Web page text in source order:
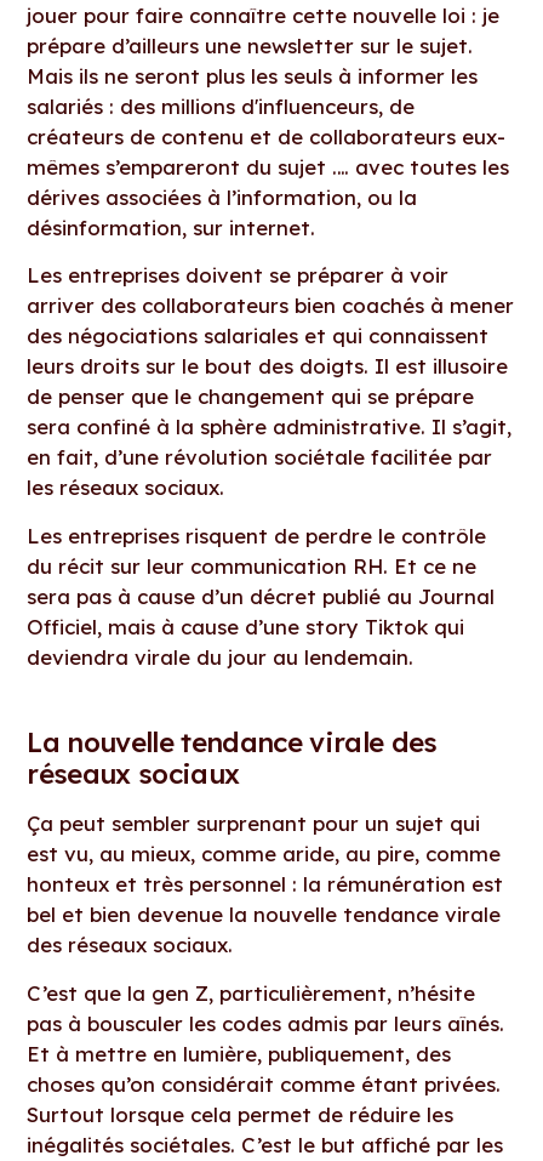
jouer pour faire connaître cette nouvelle loi : je
prépare d’ailleurs une newsletter sur le sujet.
Mais ils ne seront plus les seuls à informer les
salariés : des millions d'influenceurs, de
créateurs de contenu et de collaborateurs eux-
mêmes s’empareront du sujet .… avec toutes les
dérives associées à l’information, ou la
désinformation, sur internet.
Les entreprises doivent se préparer à voir
arriver des collaborateurs bien coachés à mener
des négociations salariales et qui connaissent
leurs droits sur le bout des doigts. Il est illusoire
de penser que le changement qui se prépare
sera confiné à la sphère administrative. Il s’agit,
en fait, d’une révolution sociétale facilitée par
les réseaux sociaux.
Les entreprises risquent de perdre le contrôle
du récit sur leur communication RH. Et ce ne
sera pas à cause d’un décret publié au Journal
Officiel, mais à cause d’une story Tiktok qui
deviendra virale du jour au lendemain.
La nouvelle tendance virale des
réseaux sociaux
Ça peut sembler surprenant pour un sujet qui
est vu, au mieux, comme aride, au pire, comme
honteux et très personnel : la rémunération est
bel et bien devenue la nouvelle tendance virale
des réseaux sociaux.
C’est que la gen Z, particulièrement, n’hésite
pas à bousculer les codes admis par leurs aînés.
Et à mettre en lumière, publiquement, des
choses qu’on considérait comme étant privées.
Surtout lorsque cela permet de réduire les
inégalités sociétales. C’est le but affiché par les